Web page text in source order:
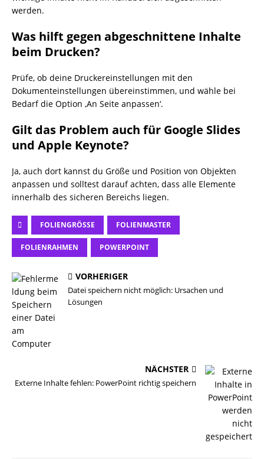
werden.
Was hilft gegen abgeschnittene Inhalte
beim Drucken?
Prüfe, ob deine Druckereinstellungen mit den
Dokumenteinstellungen übereinstimmen, und wähle bei
Bedarf die Option ‚An Seite anpassen‘.
Gilt das Problem auch für Google Slides
und Apple Keynote?
Ja, auch dort kannst du Größe und Position von Objekten
anpassen und solltest darauf achten, dass alle Elemente
innerhalb des sicheren Bereichs liegen.
FOLIENGRÖSSE FOLIENMASTER
FOLIENRAHMEN POWERPOINT
VORHERIGER
Datei speichern nicht möglich: Ursachen und
Lösungen
NÄCHSTER
Externe Inhalte fehlen: PowerPoint richtig speichern